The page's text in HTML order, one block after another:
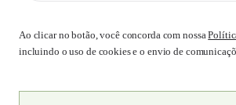
Ao clicar no botão, você concorda com nossa
incluindo o uso de cookies e o envio de